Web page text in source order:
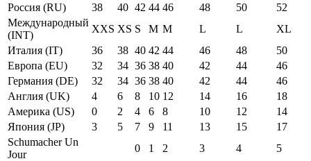
Россия (RU)
38 40 42 44 46 48 50
52
Международный
(INT)
XXS XS S M M L L
XL
Италия (IT)
36 38 40 42 44 46 48
50
Европа (EU)
32 34 36 38 40 42 44
46
Германия (DE)
32 34 36 38 40 42 44
46
Англия (UK)
4 6 8 10 12 14 16
18
Америка (US)
0 2 4 6 8 10 12
14
Япония (JP)
3 5 7 9 11 13 15
17
Schumacher Un
Jour
0 1 2 3 4
5